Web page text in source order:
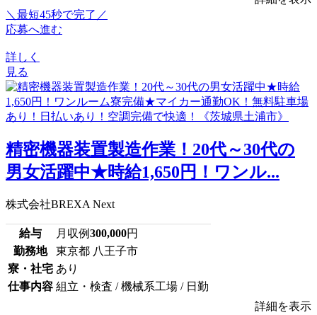
＼最短45秒で完了／
応募へ進む
詳しく
見る
精密機器装置製造作業！20代～30代の
男女活躍中★時給1,650円！ワンル...
株式会社BREXA Next
給与 月収例300,000円
勤務地
東京都 八王子市
寮・社宅 あり
仕事内容 組立・検査 / 機械系工場 / 日勤
詳細を表示